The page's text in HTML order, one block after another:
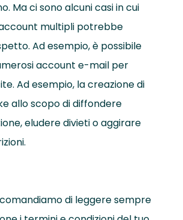
Ma ci sono alcuni casi in cui
multipli potrebbe
Ad esempio, è possibile
account e-mail per
Ad esempio, la creazione di
allo scopo di diffondere
eludere divieti o aggirare
di leggere sempre